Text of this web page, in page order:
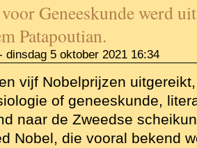
Geneeskunde werd
Patapoutian.
dinsdag 5 oktober 2021 16:34
vijf Nobelprijzen
of geneeskunde,
naar de Zweedse
Nobel, die vooral bekend